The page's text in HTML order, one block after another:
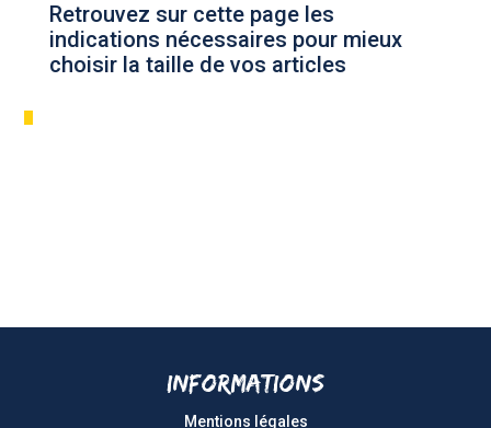
Retrouvez sur cette page les
indications nécessaires pour mieux
choisir la taille de vos articles
Informations
Mentions légales